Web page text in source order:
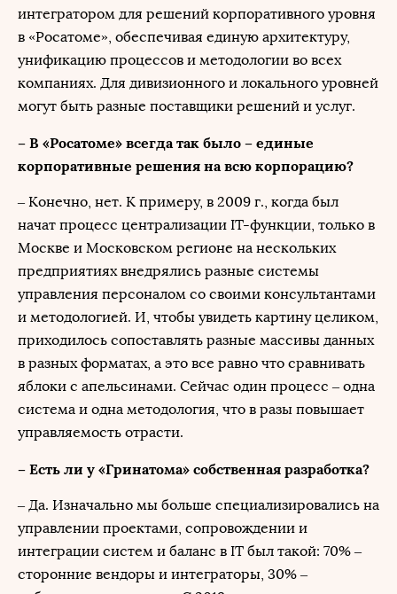
интегратором для решений корпоративного уровня
в «Росатоме», обеспечивая единую архитектуру,
унификацию процессов и методологии во всех
компаниях. Для дивизионного и локального уровней
могут быть разные поставщики решений и услуг.
– В «Росатоме» всегда так было – единые
корпоративные решения на всю корпорацию?
– Конечно, нет. К примеру, в 2009 г., когда был
начат процесс централизации IT-функции, только в
Москве и Московском регионе на нескольких
предприятиях внедрялись разные системы
управления персоналом со своими консультантами
и методологией. И, чтобы увидеть картину целиком,
приходилось сопоставлять разные массивы данных
в разных форматах, а это все равно что сравнивать
яблоки с апельсинами. Сейчас один процесс – одна
система и одна методология, что в разы повышает
управляемость отрасти.
– Есть ли у «Гринатома» собственная разработка?
– Да. Изначально мы больше специализировались на
управлении проектами, сопровождении и
интеграции систем и баланс в IT был такой: 70% –
сторонние вендоры и интеграторы, 30% –